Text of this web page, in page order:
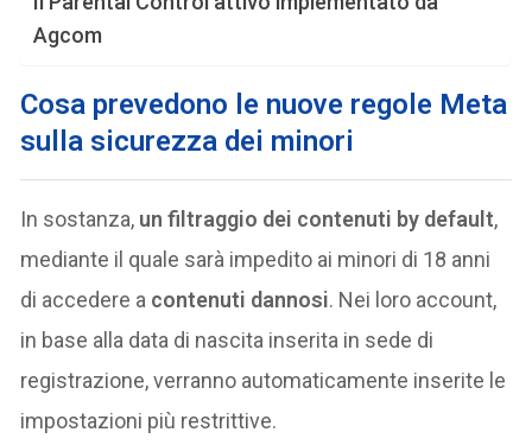
Agcom
Cosa prevedono le nuove regole Meta
sulla sicurezza dei minori
In sostanza, un filtraggio dei contenuti by default,
mediante il quale sarà impedito ai minori di 18 anni
di accedere a contenuti dannosi. Nei loro account,
in base alla data di nascita inserita in sede di
registrazione, verranno automaticamente inserite le
impostazioni più restrittive.